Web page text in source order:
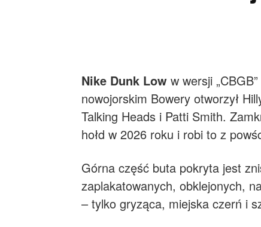
Nike Dunk Low w wersji
nowojorskim Bowery otworzył
Talking Heads i Patti Smith.
hołd w 2026 roku i robi to z
Górna część buta pokryta jest
zaplakatowanych, obklejonych,
– tylko gryząca, miejska czerń i